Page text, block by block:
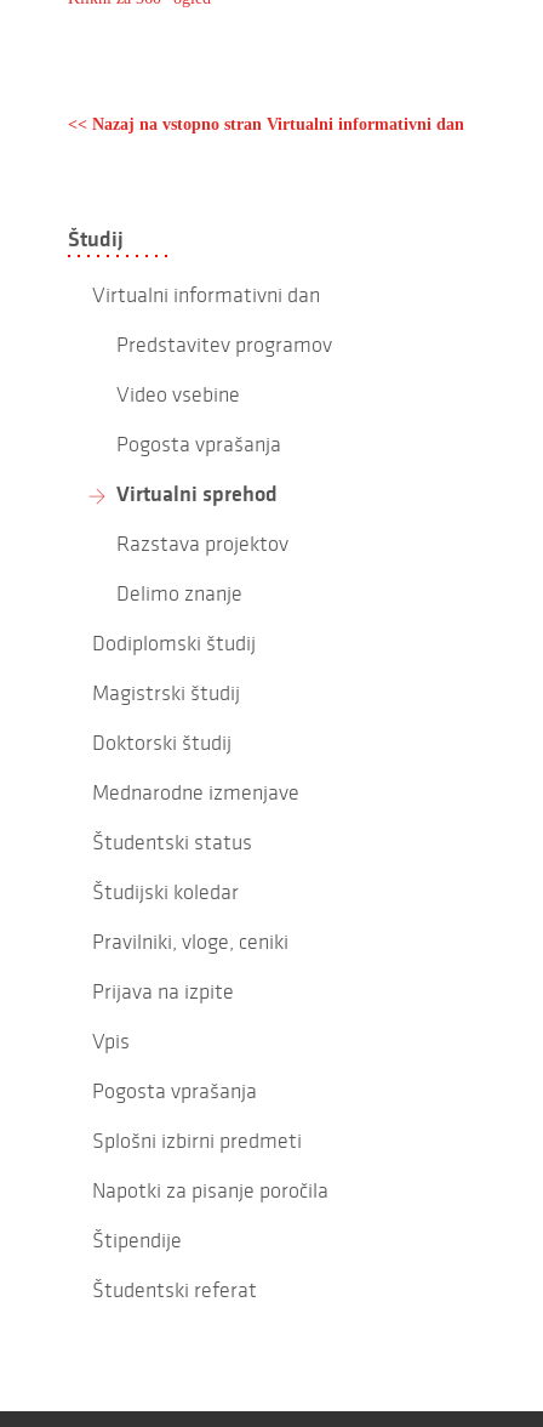
<< Nazaj na vstopno stran Virtualni informativni dan
Študij
Virtualni informativni dan
Predstavitev programov
Video vsebine
Pogosta vprašanja
Virtualni sprehod
Razstava projektov
Delimo znanje
Dodiplomski študij
Magistrski študij
Doktorski študij
Mednarodne izmenjave
Študentski status
Študijski koledar
Pravilniki, vloge, ceniki
Prijava na izpite
Vpis
Pogosta vprašanja
Splošni izbirni predmeti
Napotki za pisanje poročila
Štipendije
Študentski referat